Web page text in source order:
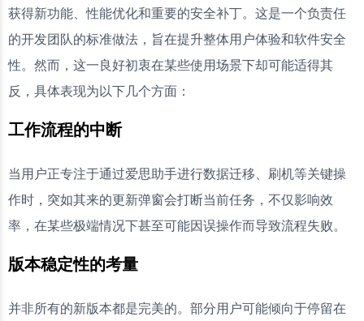
获得新功能、性能优化和重要的安全补丁。这是一个负责任
的开发团队的标准做法，旨在提升整体用户体验和软件安全
性。然而，这一良好初衷在某些使用场景下却可能适得其
反，具体表现为以下几个方面：
工作流程的中断
当用户正专注于通过爱思助手进行数据迁移、刷机等关键操
作时，突如其来的更新弹窗会打断当前任务，不仅影响效
率，在某些极端情况下甚至可能因误操作而导致流程失败。
版本稳定性的考量
并非所有的新版本都是完美的。部分用户可能倾向于停留在